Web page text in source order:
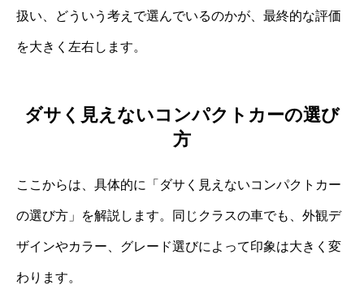
扱い、どういう考えで選んでいるのかが、最終的な評価
を大きく左右します。
ダサく見えないコンパクトカーの選び
方
ここからは、具体的に「ダサく見えないコンパクトカー
の選び方」を解説します。同じクラスの車でも、外観デ
ザインやカラー、グレード選びによって印象は大きく変
わります。